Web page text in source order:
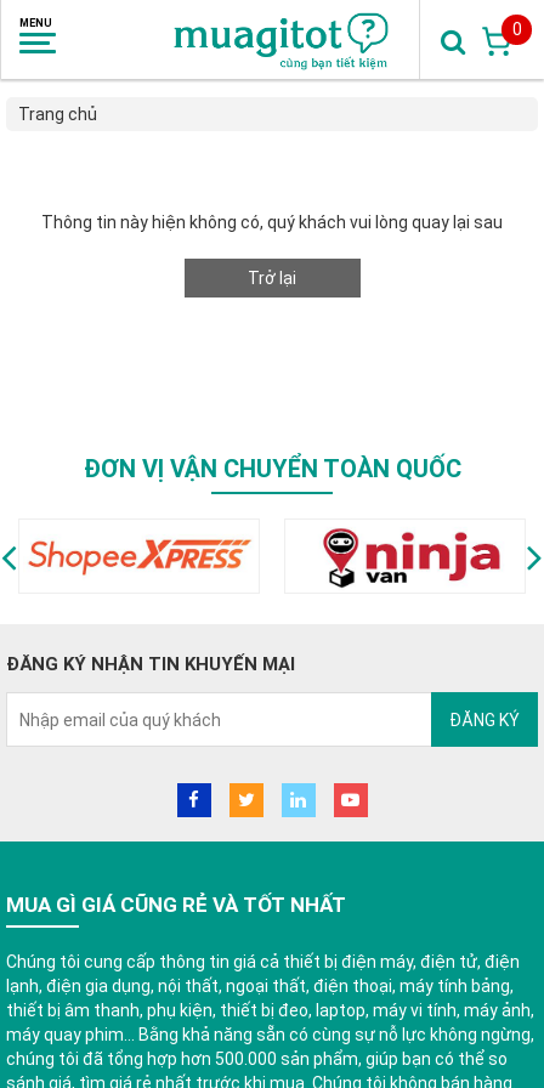
0
Trang chủ
Thông tin này hiện không có, quý khách vui lòng quay lại sau
Trở lại
ĐƠN VỊ VẬN CHUYỂN TOÀN QUỐC
ĐĂNG KÝ NHẬN TIN KHUYẾN MẠI
ĐĂNG KÝ
MUA GÌ GIÁ CŨNG RẺ VÀ TỐT NHẤT
Chúng tôi cung cấp thông tin giá cả thiết bị điện máy, điện tử, điện
lạnh, điện gia dụng, nội thất, ngoại thất, điện thoại, máy tính bảng,
thiết bị âm thanh, phụ kiện, thiết bị đeo, laptop, máy vi tính, máy ảnh,
máy quay phim... Bằng khả năng sẵn có cùng sự nỗ lực không ngừng,
chúng tôi đã tổng hợp hơn 500.000 sản phẩm, giúp bạn có thể so
sánh giá, tìm giá rẻ nhất trước khi mua. Chúng tôi không bán hàng.